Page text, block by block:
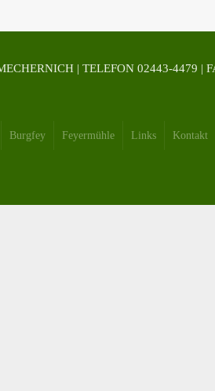
| TELEFON 02443-4479 |
Burgfey Feyermühle Links Kontakt